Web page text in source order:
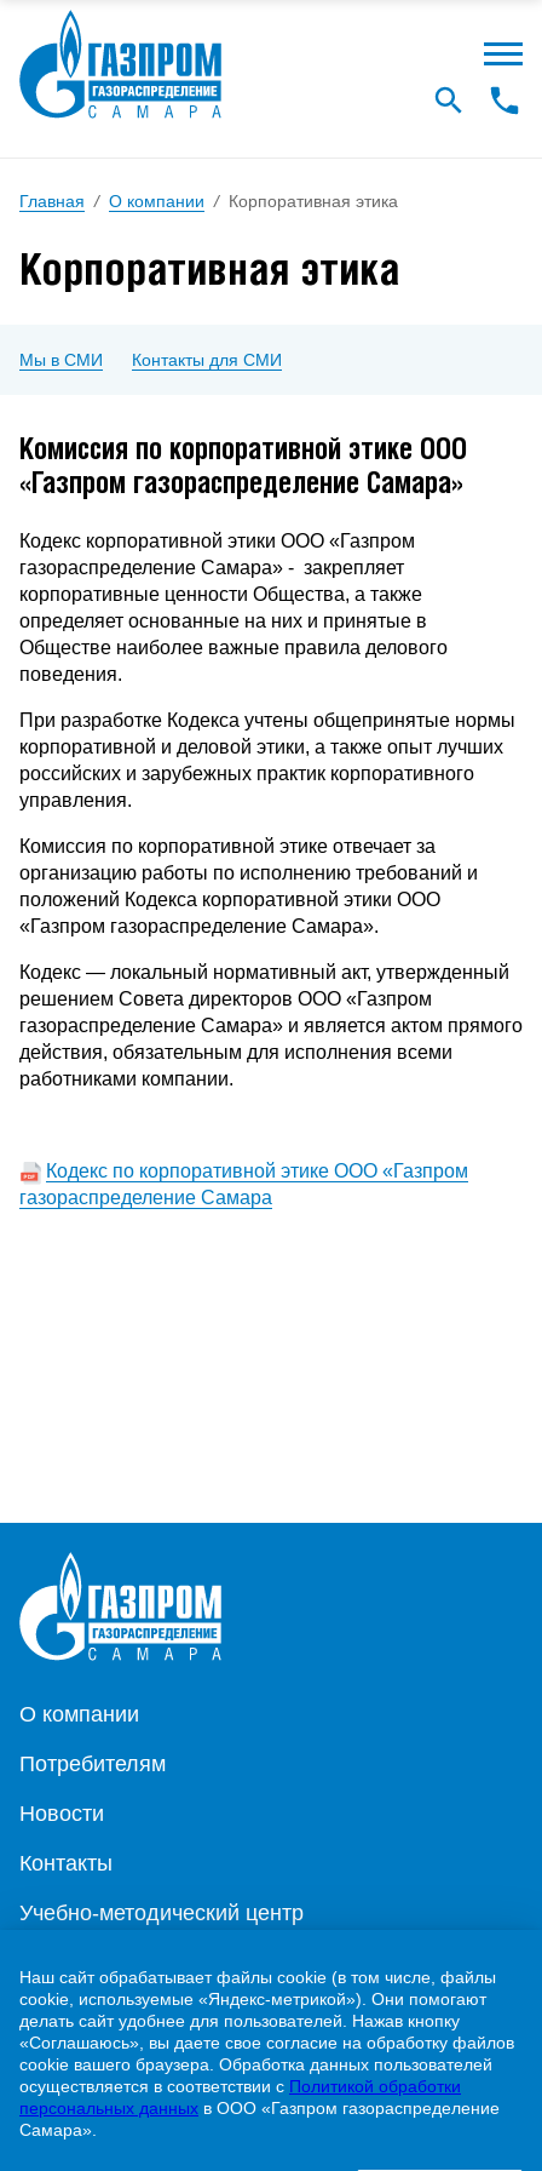
Главная / О компании / Корпоративная этика
Корпоративная этика
Мы в СМИ Контакты для СМИ
Комиссия по корпоративной этике ООО
«Газпром газораспределение Самара»
Кодекс корпоративной этики ООО «Газпром
газораспределение Самара» - закрепляет
корпоративные ценности Общества, а также
определяет основанные на них и принятые в
Обществе наиболее важные правила делового
поведения.
При разработке Кодекса учтены общепринятые нормы
корпоративной и деловой этики, а также опыт лучших
российских и зарубежных практик корпоративного
управления.
Комиссия по корпоративной этике отвечает за
организацию работы по исполнению требований и
положений Кодекса корпоративной этики ООО
«Газпром газораспределение Самара».
Кодекс — локальный нормативный акт, утвержденный
решением Совета директоров ООО «Газпром
газораспределение Самара» и является актом прямого
действия, обязательным для исполнения всеми
работниками компании.
Кодекс по корпоративной этике ООО «Газпром
газораспределение Самара
О компании
Потребителям
Новости
Контакты
Учебно-методический центр
г. Жигулевск, ул. Никитинская, 1
8 (84862) 2-00-40
info@63gaz.ru
Узнать статус договора о догазификации можно
по телефону:
Наш сайт обрабатывает файлы cookie (в том числе, файлы
cookie, используемые «Яндекс-метрикой»). Они помогают
делать сайт удобнее для пользователей. Нажав кнопку
«Соглашаюсь», вы даете свое согласие на обработку файлов
cookie вашего браузера. Обработка данных пользователей
осуществляется в соответствии с Политикой обработки
персональных данных в ООО «Газпром газораспределение
Самара».